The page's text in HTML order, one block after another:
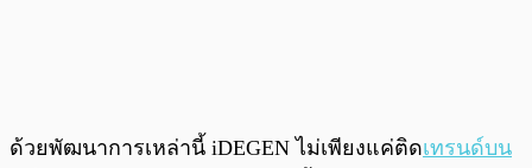
ด้วยพัฒนาการเหล่านี้ iDEGEN ไม่เพียงแค่ติดเทรนด์บน